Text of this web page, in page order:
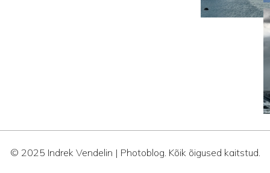
© 2025 Indrek Vendelin | Photoblog. Kõik õigused kaitstud.